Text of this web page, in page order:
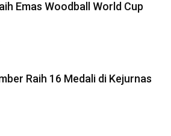
Emas Woodball World Cup
Raih 16 Medali di Kejurnas